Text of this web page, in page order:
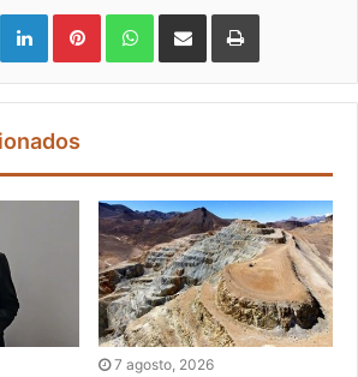
Google+ LinkedIn Pinterest WhatsApp
7 agosto, 2026